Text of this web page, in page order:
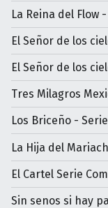
La Reina del Flow
El Señor de los
El Señor de los
Tres Milagros
Los Briceño -
La Hija del
El Cartel Serie
Sin senos si hay